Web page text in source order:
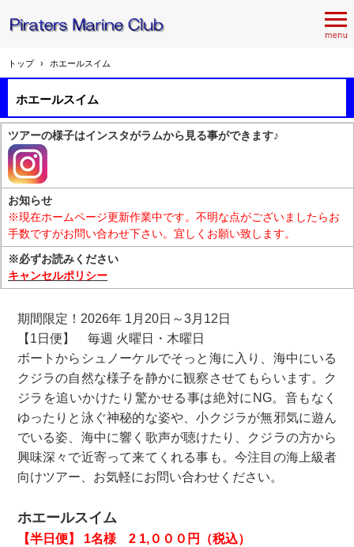
トップ › ホエールスイム
ホエールスイム
ツアーの様子はインスタがラムから見る事ができます♪
お知らせ
※現在ホームページ更新作業中です。不明な点がございましたらお
手数ですがお問い合わせ下さい。宜しくお願い致します。
※必ずお読みください
キャンセルポリシー
期間限定！2026年 1月20日～3月12日
【1日便】 毎週 火曜日・木曜日
ボートからシュノーケルでそっと海に入り、海中にいる
クジラの自然な様子を静かに観察させてもらいます。ク
ジラを追いかけたり驚かせる事は絶対にNG。音もなく
ゆったりと泳ぐ神秘的な姿や、小クジラが無邪気に遊ん
でいる姿、海中に響く歌声が聴けたり、クジラの方から
興味深々で近寄って来てくれる事も。今注目の海上級者
向けツアー、お気軽にお問い合わせください。
ホエールスイム
【半日便】 1名様 2 1,０００円（税込）